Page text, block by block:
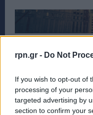
rpn.gr - Do Not
If you wish to opt-out of
processing of your
targeted advertising by
section to confirm your